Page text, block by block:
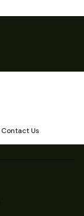
Contact Us